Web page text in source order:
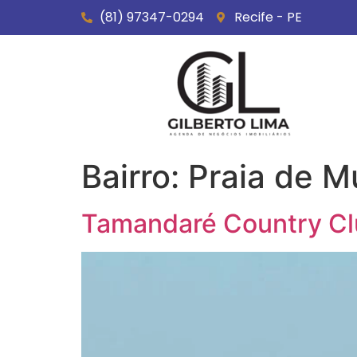
(81) 97347-0294 Recife - PE
Bairro: Praia de
Tamandaré Country